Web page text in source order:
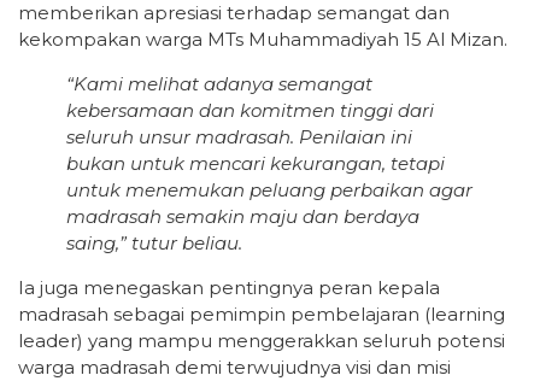
memberikan apresiasi terhadap semangat dan
kekompakan warga MTs Muhammadiyah 15 Al Mizan.
“Kami melihat adanya semangat
kebersamaan dan komitmen tinggi dari
seluruh unsur madrasah. Penilaian ini
bukan untuk mencari kekurangan, tetapi
untuk menemukan peluang perbaikan agar
madrasah semakin maju dan berdaya
saing,” tutur beliau.
Ia juga menegaskan pentingnya peran kepala
madrasah sebagai pemimpin pembelajaran (learning
leader) yang mampu menggerakkan seluruh potensi
warga madrasah demi terwujudnya visi dan misi